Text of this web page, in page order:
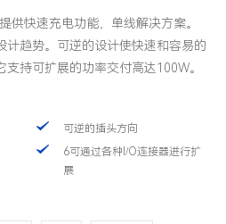
供快速充电功能，单线解决方案。
计趋势。可逆的设计使快速和容易的
支持可扩展的功率交付高达100W。
可逆的插头方向
6可通过各种I/O连接器进行扩
展